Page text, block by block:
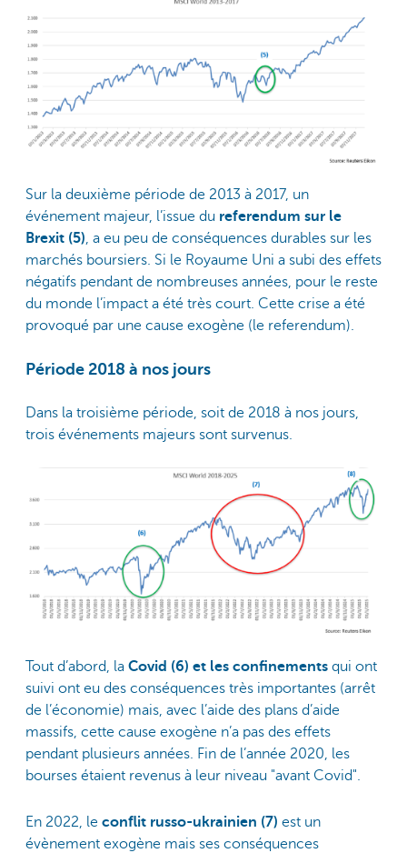
Sur la deuxième période de 2013 à 2017, un
événement majeur, l’issue du referendum sur le
Brexit (5), a eu peu de conséquences durables sur les
marchés boursiers. Si le Royaume Uni a subi des effets
négatifs pendant de nombreuses années, pour le reste
du monde l’impact a été très court. Cette crise a été
provoqué par une cause exogène (le referendum).
Période 2018 à nos jours
Dans la troisième période, soit de 2018 à nos jours,
trois événements majeurs sont survenus.
Tout d’abord, la Covid (6) et les confinements qui ont
suivi ont eu des conséquences très importantes (arrêt
de l’économie) mais, avec l’aide des plans d’aide
massifs, cette cause exogène n’a pas des effets
pendant plusieurs années. Fin de l’année 2020, les
bourses étaient revenus à leur niveau "avant Covid".
En 2022, le conflit russo-ukrainien (7) est un
évènement exogène mais ses conséquences